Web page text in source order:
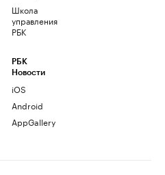
Школа
управления
РБК
РБК
Новости
iOS
Android
AppGallery